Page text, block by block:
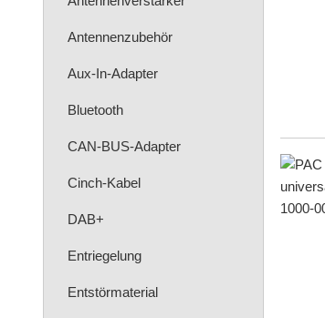
Antennenzubehör
Aux-In-Adapter
Bluetooth
CAN-BUS-Adapter
Cinch-Kabel
DAB+
Entriegelung
Entstörmaterial